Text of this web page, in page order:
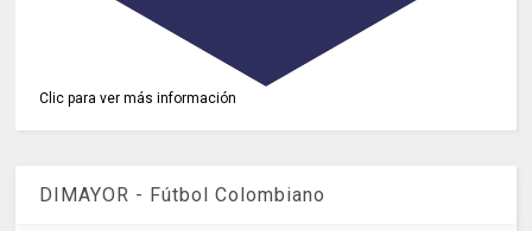
Clic para ver más información
DIMAYOR - Fútbol Colombiano